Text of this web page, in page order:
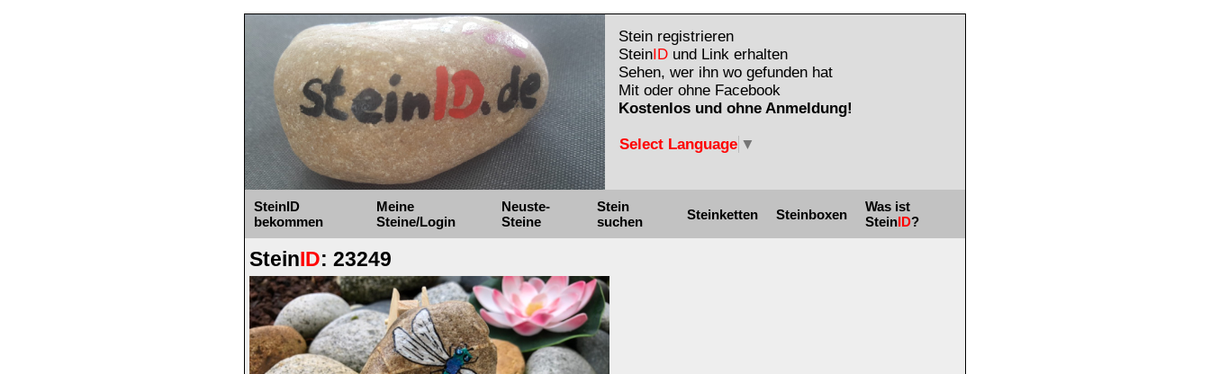
Stein registrieren
SteinID und Link erhalten
Sehen, wer ihn wo gefunden hat
Mit oder ohne Facebook
Kostenlos und ohne Anmeldung!
Select Language ▼
SteinID
bekommen
Meine
Steine/Login
Neuste-
Steine
Stein
suchen
Steinketten Steinboxen
Was ist
SteinID?
SteinID: 23249